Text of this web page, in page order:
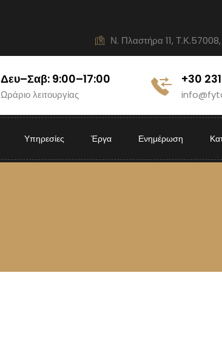
Ν. Πλαστήρα 11,
Δευ–Σαβ: 9:00–17:00
Ωράριο λειτουργίας
+30
Υπηρεσίες Έργα Ενημέρωση